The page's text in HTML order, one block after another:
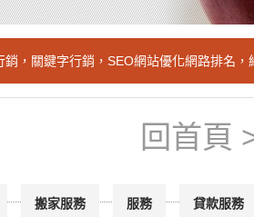
行銷，SEO網站優化網路排名，給我
回首頁
貸款服務
服務
搬家服務